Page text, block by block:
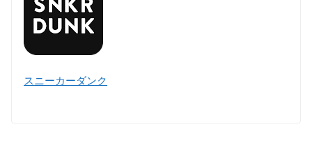
スニーカーダンク